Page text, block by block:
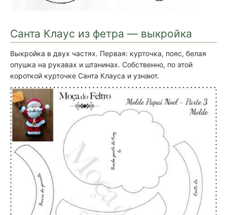
Санта Клаус из фетра — выкройка
Выкройка в двух частях. Первая: курточка, пояс, белая
опушка на рукавах и штанинах. Собственно, по этой
короткой курточке Санта Клауса и узнают.